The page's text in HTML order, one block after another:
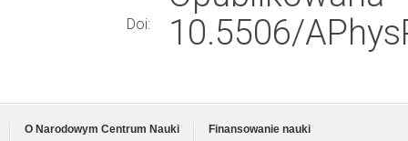
Doi: 10.5506/
O Narodowym Centrum Nauki
Finansowanie nauki